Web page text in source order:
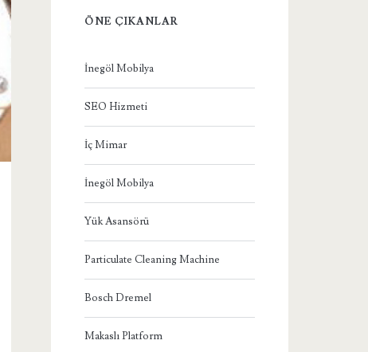
ÖNE ÇIKANLAR
İnegöl Mobilya
SEO Hizmeti
İç Mimar
İnegöl Mobilya
Yük Asansörü
Particulate Cleaning Machine
Bosch Dremel
Makaslı Platform